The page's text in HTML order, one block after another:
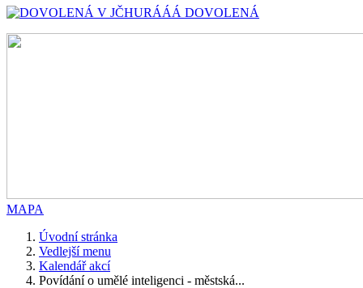
HURÁÁÁ DOVOLENÁ
MAPA
Úvodní stránka
Vedlejší menu
Kalendář akcí
Povídání o umělé inteligenci - městská...